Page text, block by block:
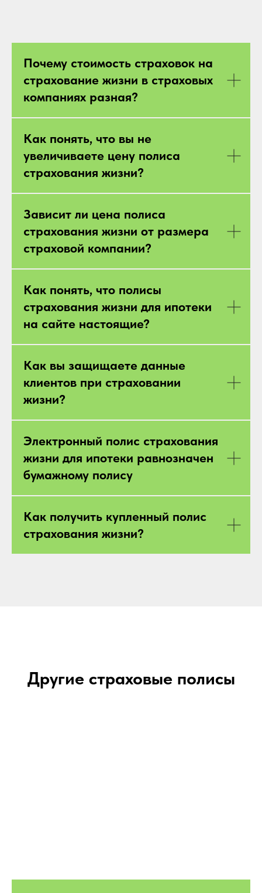
Почему стоимость страховок на
страхование жизни в страховых
компаниях разная?
Как понять, что вы не
увеличиваете цену полиса
страхования жизни?
Зависит ли цена полиса
страхования жизни от размера
страховой компании?
Как понять, что полисы
страхования жизни для ипотеки
на сайте настоящие?
Как вы защищаете данные
клиентов при страховании
жизни?
Электронный полис страхования
жизни для ипотеки равнозначен
бумажному полису
Как получить купленный полис
страхования жизни?
Другие страховые полисы